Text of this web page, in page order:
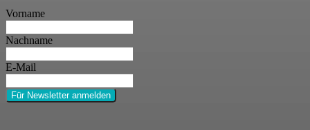
Vorname
Nachname
E-Mail
Für Newsletter anmelden